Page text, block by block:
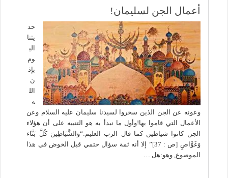
أعمال الجن لسليمان!
حد
يثنا
الي
وم
بإذ
ن
الل
ه
وعونه عن الجن الذين سخروا لسيدنا سليمان عليه السلام وعن
الأعمال التي قاموا بها!وأول ما نبدأ به هو التنبيه على أن هؤلاء
الجن كانوا شياطين كما قال الرب العليم:“وَالشَّيَاطِينَ كُلَّ بَنَّاء
وَغَوَّاصٍ [ص : 37]” إلا أنه ثمة سؤال حتمي قبل الخوض في هذا
الموضوع, وهو:هل …